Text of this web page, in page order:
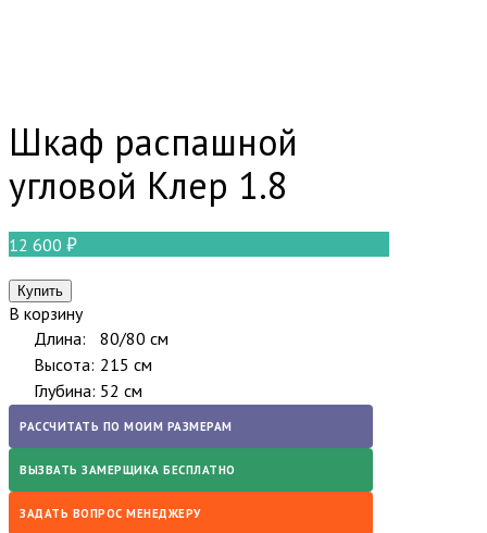
Шкаф распашной
угловой Клер 1.8
12 600
В корзину
Длина:
80/80 см
Высота: 215 см
Глубина: 52 см
РАССЧИТАТЬ ПО МОИМ РАЗМЕРАМ
ВЫЗВАТЬ ЗАМЕРЩИКА БЕСПЛАТНО
ЗАДАТЬ ВОПРОС МЕНЕДЖЕРУ